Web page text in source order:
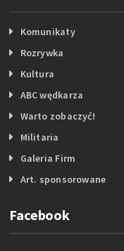
Komunikaty
Rozrywka
Kultura
ABC wędkarza
Warto zobaczyć!
Militaria
Galeria Firm
Art. sponsorowane
Facebook